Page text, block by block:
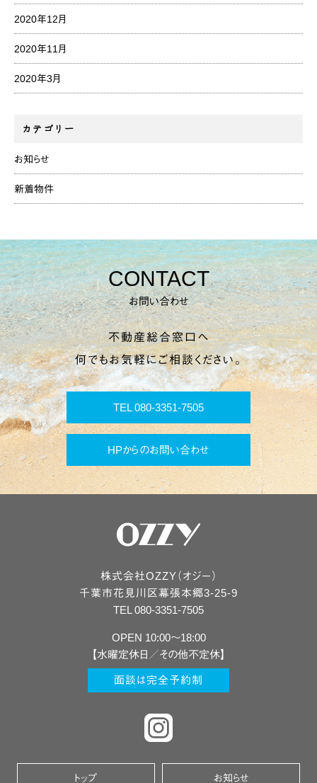
2020年12月
2020年11月
2020年3月
カテゴリー
お知らせ
新着物件
CONTACT
お問い合わせ
不動産総合窓口へ
何でもお気軽にご相談ください。
TEL 080-3351-7505
HPからのお問い合わせ
株式会社OZZY（オジー）
千葉市花見川区幕張本郷3-25-9
TEL 080-3351-7505
OPEN 10:00〜18:00
【水曜定休日／その他不定休】
面談は完全予約制
トップ お知らせ